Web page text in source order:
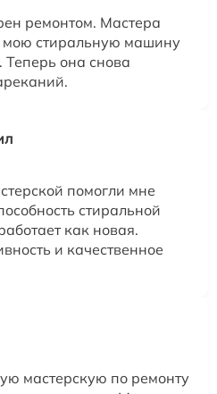
ремонтом. Мастера
мою стиральную машину
она снова
помогли мне
стиральной
как новая.
и качественное
мастерскую по ремонту